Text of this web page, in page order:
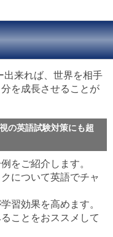
出来れば、世界を相手
を成長させることが
の英語試験対策にも超
をご紹介します。
について英語でチャ
習効果を高めます。
ことをおススメして